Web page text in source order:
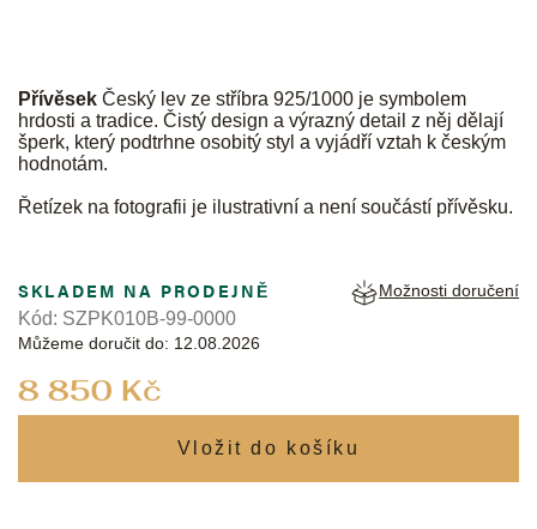
Přívěsek Český lev ze stříbra 925/1000 je symbolem
hrdosti a tradice. Čistý design a výrazný detail z něj dělají
šperk, který podtrhne osobitý styl a vyjádří vztah k českým
hodnotám.
Řetízek na fotografii je ilustrativní a není součástí přívěsku.
8 850 Kč
SKLADEM NA PRODEJNĚ
Můžeme doručit do: 12.08.2026
Možnosti doručení
Kód: SZPK010B-99-0000